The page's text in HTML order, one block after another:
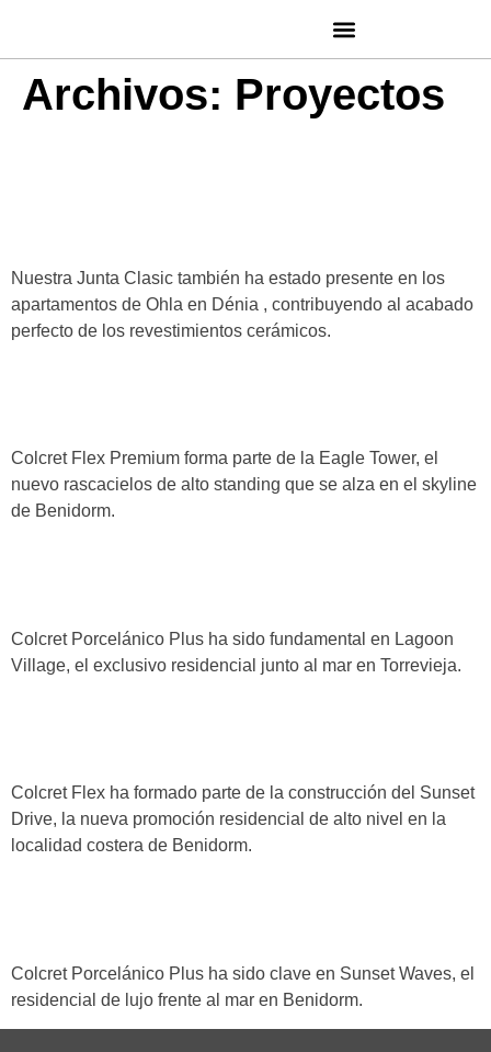
Archivos: Proyectos
Nuestra Junta Clasic también ha estado presente en los
apartamentos de Ohla en Dénia , contribuyendo al acabado
perfecto de los revestimientos cerámicos.
Colcret Flex Premium forma parte de la Eagle Tower, el
nuevo rascacielos de alto standing que se alza en el skyline
de Benidorm.
Colcret Porcelánico Plus ha sido fundamental en Lagoon
Village, el exclusivo residencial junto al mar en Torrevieja.
Colcret Flex ha formado parte de la construcción del Sunset
Drive, la nueva promoción residencial de alto nivel en la
localidad costera de Benidorm.
Colcret Porcelánico Plus ha sido clave en Sunset Waves, el
residencial de lujo frente al mar en Benidorm.